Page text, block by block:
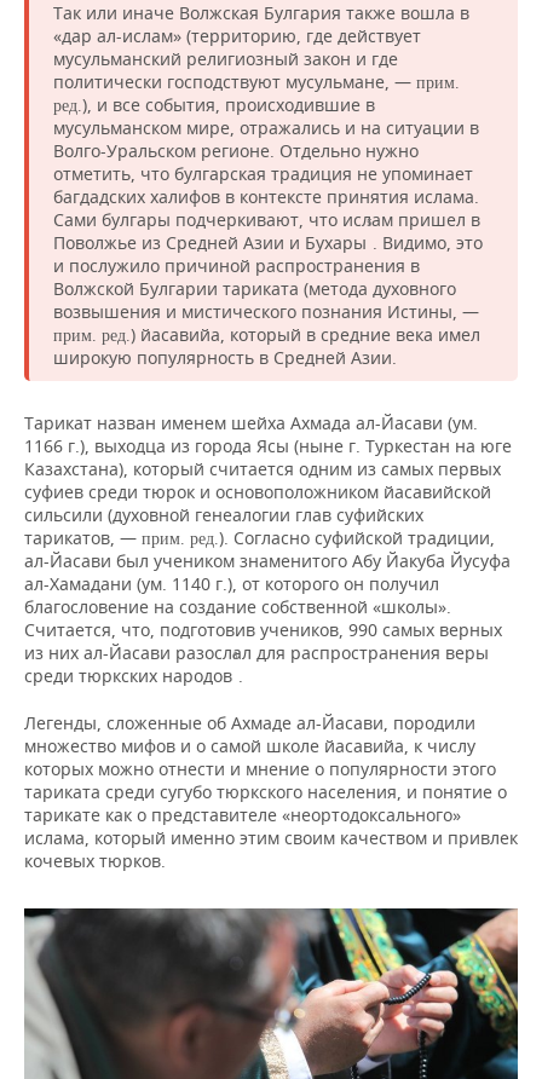
Так или иначе Волжская Булгария также вошла в
«дар ал-ислам» (территорию, где действует
мусульманский религиозный закон и где
политически господствуют мусульмане, — прим.
ред.), и все события, происходившие в
мусульманском мире, отражались и на ситуации в
Волго-Уральском регионе. Отдельно нужно
отметить, что булгарская традиция не упоминает
багдадских халифов в контексте принятия ислама.
Сами булгары подчеркивают, что ислам пришел в
Поволжье из Средней Азии и Бухары
5
. Видимо, это
и послужило причиной распространения в
Волжской Булгарии тариката (метода духовного
возвышения и мистического познания Истины, —
прим. ред.) йасавийа, который в средние века имел
широкую популярность в Средней Азии.
Тарикат назван именем шейха Ахмада ал-Йасави (ум.
1166 г.), выходца из города Ясы (ныне г. Туркестан на юге
Казахстана), который считается одним из самых первых
суфиев среди тюрок и основоположником йасавийской
сильсили (духовной генеалогии глав суфийских
тарикатов, — прим. ред.). Согласно суфийской традиции,
ал-Йасави был учеником знаменитого Абу Йакуба Йусуфа
ал-Хамадани (ум. 1140 г.), от которого он получил
благословение на создание собственной «школы».
Считается, что, подготовив учеников, 990 самых верных
из них ал-Йасави разослал для распространения веры
среди тюркских народов
6
.
Легенды, сложенные об Ахмаде ал-Йасави, породили
множество мифов и о самой школе йасавийа, к числу
которых можно отнести и мнение о популярности этого
тариката среди сугубо тюркского населения, и понятие о
тарикате как о представителе «неортодоксального»
ислама, который именно этим своим качеством и привлек
кочевых тюрков.